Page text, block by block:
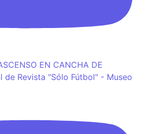
EN CANCHA DE
de Revista "Sólo Fútbol" - Museo